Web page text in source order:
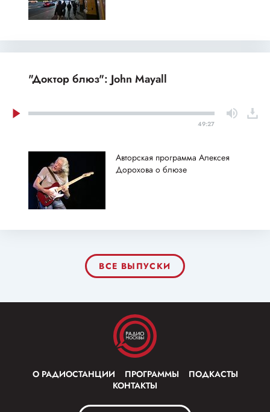
"Доктор блюз": John Mayall
49:27
Авторская программа Алексея
Дорохова о блюзе
ВСЕ ВЫПУСКИ
О РАДИОСТАНЦИИ ПРОГРАММЫ
ПОДКАСТЫ
КОНТАКТЫ